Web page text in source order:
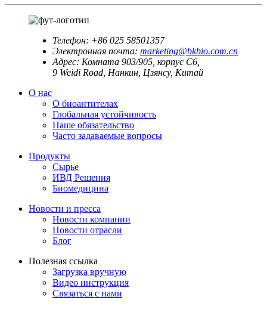
Телефон: +86 025 58501357
Электронная почта: marketing@bkbio.com.cn
Адрес: Комната 903/905, корпус С6,
9 Weidi Road, Нанкин, Цзянсу, Китай
О нас
О биоантителах
Глобальная устойчивость
Наше обязательство
Часто задаваемые вопросы
Продукты
Сырье
ИВД Решения
Биомедицина
Новости и пресса
Новости компании
Новости отрасли
Блог
Полезная ссылка
Загрузка вручную
Видео инструкция
Связаться с нами